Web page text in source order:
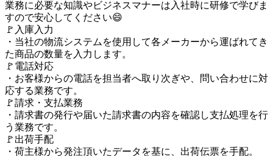
業務に必要な知識やビジネスマナーは入社時に研修で学びま
すので安心してください😄
🚩入庫入力
・当社の物流システムを使用して各メーカーから運ばれてき
た商品の数量を入力します。
🚩電話対応
・お客様からの電話を担当者へ取り次ぎや、問い合わせに対
応する業務です。
🚩請求・支払業務
・請求書の発行や届いた請求書の内容を確認し支払処理を行
う業務です。
🚩出荷手配